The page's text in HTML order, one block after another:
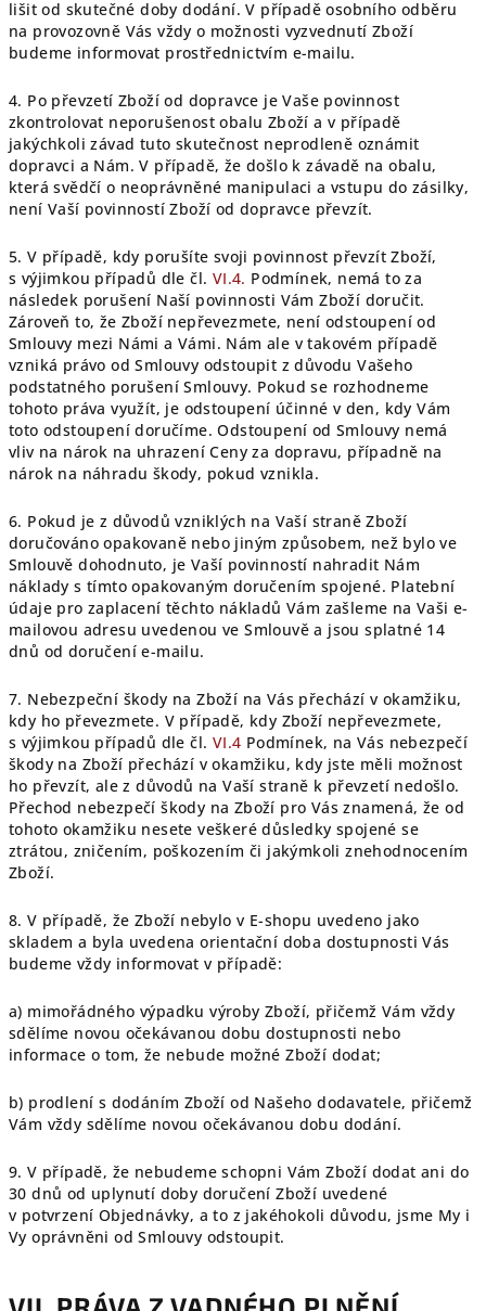
lišit od skutečné doby dodání. V případě osobního odběru
na provozovně Vás vždy o možnosti vyzvednutí Zboží
budeme informovat prostřednictvím e-mailu.
4. Po převzetí Zboží od dopravce je Vaše povinnost
zkontrolovat neporušenost obalu Zboží a v případě
jakýchkoli závad tuto skutečnost neprodleně oznámit
dopravci a Nám. V případě, že došlo k závadě na obalu,
která svědčí o neoprávněné manipulaci a vstupu do zásilky,
není Vaší povinností Zboží od dopravce převzít.
5. V případě, kdy porušíte svoji povinnost převzít Zboží,
s výjimkou případů dle čl. VI.4. Podmínek, nemá to za
následek porušení Naší povinnosti Vám Zboží doručit.
Zároveň to, že Zboží nepřevezmete, není odstoupení od
Smlouvy mezi Námi a Vámi. Nám ale v takovém případě
vzniká právo od Smlouvy odstoupit z důvodu Vašeho
podstatného porušení Smlouvy. Pokud se rozhodneme
tohoto práva využít, je odstoupení účinné v den, kdy Vám
toto odstoupení doručíme. Odstoupení od Smlouvy nemá
vliv na nárok na uhrazení Ceny za dopravu, případně na
nárok na náhradu škody, pokud vznikla.
6. Pokud je z důvodů vzniklých na Vaší straně Zboží
doručováno opakovaně nebo jiným způsobem, než bylo ve
Smlouvě dohodnuto, je Vaší povinností nahradit Nám
náklady s tímto opakovaným doručením spojené. Platební
údaje pro zaplacení těchto nákladů Vám zašleme na Vaši e-
mailovou adresu uvedenou ve Smlouvě a jsou splatné 14
dnů od doručení e-mailu.
7. Nebezpeční škody na Zboží na Vás přechází v okamžiku,
kdy ho převezmete. V případě, kdy Zboží nepřevezmete,
s výjimkou případů dle čl. VI.4 Podmínek, na Vás nebezpečí
škody na Zboží přechází v okamžiku, kdy jste měli možnost
ho převzít, ale z důvodů na Vaší straně k převzetí nedošlo.
Přechod nebezpečí škody na Zboží pro Vás znamená, že od
tohoto okamžiku nesete veškeré důsledky spojené se
ztrátou, zničením, poškozením či jakýmkoli znehodnocením
Zboží.
8. V případě, že Zboží nebylo v E-shopu uvedeno jako
skladem a byla uvedena orientační doba dostupnosti Vás
budeme vždy informovat v případě:
a) mimořádného výpadku výroby Zboží, přičemž Vám vždy
sdělíme novou očekávanou dobu dostupnosti nebo
informace o tom, že nebude možné Zboží dodat;
b) prodlení s dodáním Zboží od Našeho dodavatele, přičemž
Vám vždy sdělíme novou očekávanou dobu dodání.
9.V případě, že nebudeme schopni Vám Zboží dodat ani do
30 dnů od uplynutí doby doručení Zboží uvedené
v potvrzení Objednávky, a to z jakéhokoli důvodu, jsme My i
Vy oprávněni od Smlouvy odstoupit.